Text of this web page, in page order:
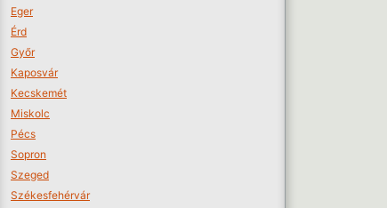
Eger
Érd
Győr
Kaposvár
Kecskemét
Miskolc
Pécs
Sopron
Szeged
Székesfehérvár